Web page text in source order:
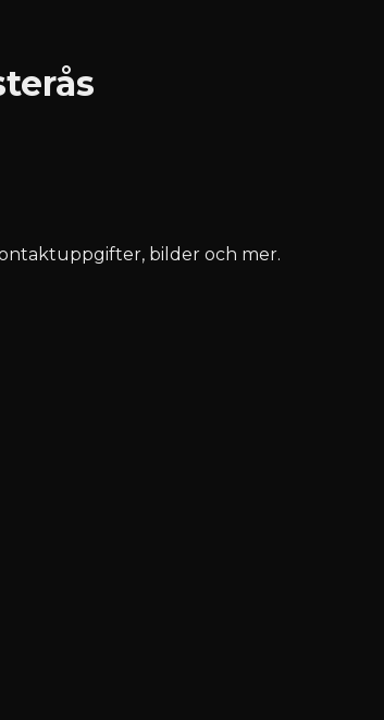
bilder och mer.